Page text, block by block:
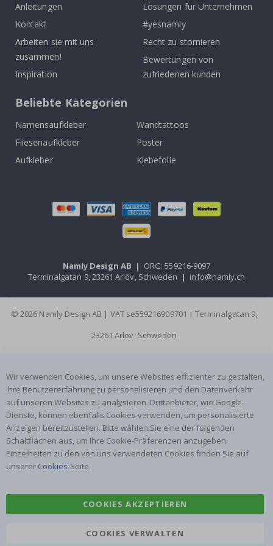
Anleitungen
Kontakt
Arbeiten sie mit uns
zusammen!
Inspiration
Lösungen für Unternehmen
#yesnamly
Recht zu stornieren
Bewertungen von
zufriedenen kunden
Beliebte Kategorien
Namensaufkleber
Wandtattoos
Fliesenaufkleber
Poster
Aufkleber
Klebefolie
Namly Design AB | ORG: 559216-9097
Terminalgatan 9, 23261 Arlöv, Schweden | info@namly.ch
© 2026 Namly Design AB | VAT se559216909701 | Terminalgatan 9,
23261 Arlöv, Schweden
Wir verwenden Cookies, um unsere Websites effizienter zu gestalten,
Ihre Benutzererfahrung zu personalisieren und den Datenverkehr
auf unseren Websites zu analysieren. Drittanbieter, wie Google-
Dienste, können ebenfalls Cookies verwenden, um personalisierte
Anzeigen bereitzustellen. Bitte wählen Sie eine der folgenden
Schaltflächen aus, um Ihre Cookie-Präferenzen anzugeben.
Einzelheiten zu den von uns verwendeten Cookies finden Sie auf
unserer Cookies-Seite.
COOKIES AKZEPTIEREN
COOKIES VERWALTEN